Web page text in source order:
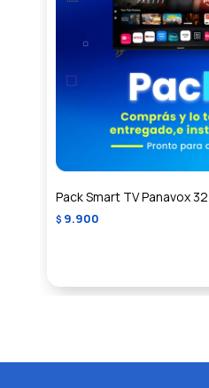
Pack Smart TV Panavox
$ 9.900